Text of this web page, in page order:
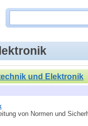
und Elektronik
von Normen und